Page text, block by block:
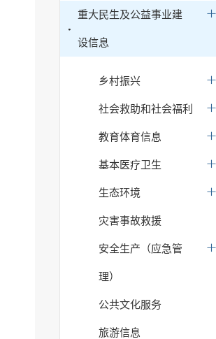
重大民生及公益事业建
设信息
乡村振兴
社会救助和社会福利
教育体育信息
基本医疗卫生
生态环境
灾害事故救援
安全生产（应急管
理）
公共文化服务
旅游信息